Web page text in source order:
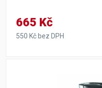
665 Kč
550 Kč bez DPH